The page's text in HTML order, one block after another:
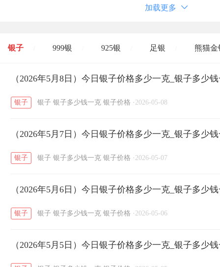
加载更多
银子 999银 925银 足银 熊猫金
开国纪念币 大清银币 / 长城币 / 老
菜百 周生生 周大生
六福 / 金至尊 / 潮宏基 / 亚一金店
（2026年5月8日）今日银子价格多少一克_银子多少
银子 银子 银子多少钱一克 银子价格 · 2026-05-08
（2026年5月7日）今日银子价格多少一克_银子多少
银子 银子 银子多少钱一克 银子价格 · 2026-05-07
（2026年5月6日）今日银子价格多少一克_银子多少
银子 银子 银子多少钱一克 银子价格 · 2026-05-06
（2026年5月5日）今日银子价格多少一克_银子多少